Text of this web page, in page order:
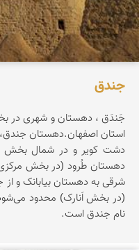
جندق‌
جَندَق‌ ، دهستان‌ و شهری‌ در
استان‌ اصفهان‌.دهستان‌
دشت‌ کویر و در شمال‌ بخش‌
دهستان‌ طُرود (در بخش‌
شرقی‌ به‌ دهستان‌ بیابانک‌ و
(در بخش‌ اَنارک‌) محدود
نام‌ جندق‌ است‌.